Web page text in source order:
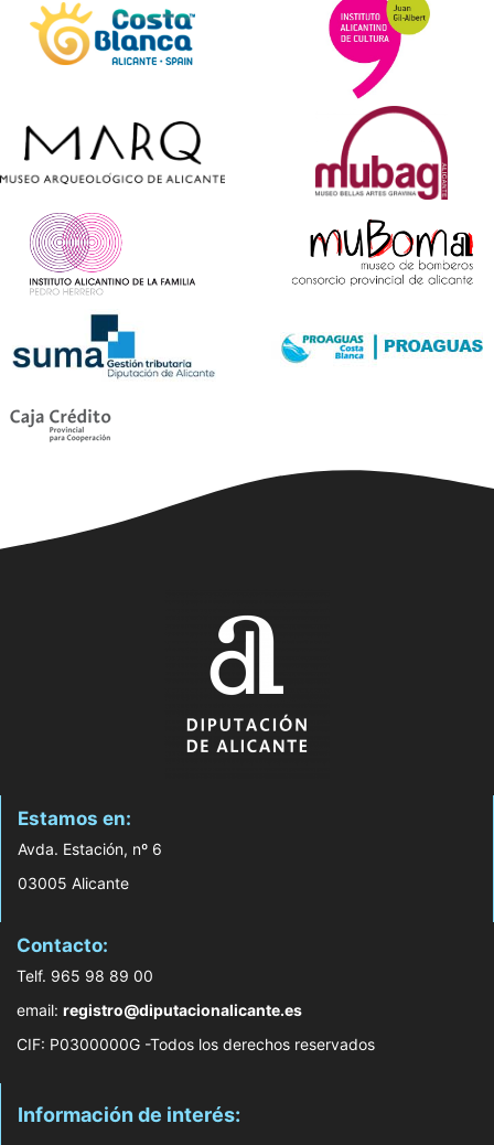
Estamos en:
Avda. Estación, nº 6
03005 Alicante
Contacto:
Telf. 965 98 89 00
email: registro@diputacionalicante.es
CIF: P0300000G -Todos los derechos reservados
Información de interés: